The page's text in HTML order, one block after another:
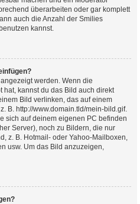
überarbeiten oder gar komplett
auch die Anzahl der Smilies
kannst.
werden. Wenn die
kannst du das Bild auch direkt
Bild verlinken, das auf einem
B. http://www.domain.tld/mein-bild.gif.
sich auf deinem eigenen PC befinden
Server), noch zu Bildern, die nur
z. B. Hotmail- oder Yahoo-Mailboxen,
usw. Um das Bild anzuzeigen,